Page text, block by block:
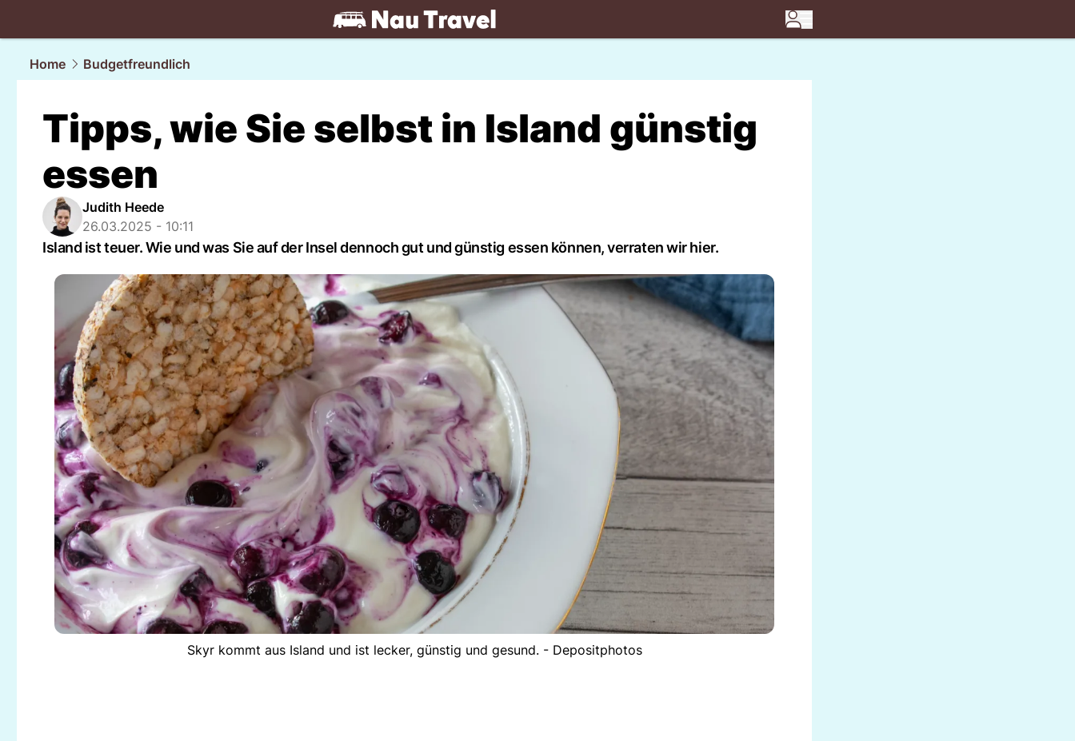
travel.NAU.ch
Home
Budgetfreundlich
Tipps, wie Sie selbst in Island günstig
essen
Judith Heede
26.03.2025 - 10:11
Island ist teuer. Wie und was Sie auf der Insel dennoch gut und günstig essen können, verraten wir hier.
Skyr kommt aus Island und ist lecker, günstig und gesund. - Depositphotos